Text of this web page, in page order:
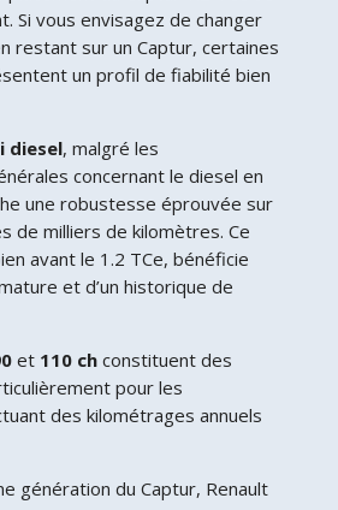
Si vous envisagez de changer
restant sur un Captur, certaines
un profil de fiabilité bien
diesel, malgré les
concernant le diesel en
une robustesse éprouvée sur
de milliers de kilomètres. Ce
avant le 1.2 TCe, bénéficie
et d’un historique de
et 110 chconstituent des
pour les
des kilométrages annuels
génération du Captur, Renault